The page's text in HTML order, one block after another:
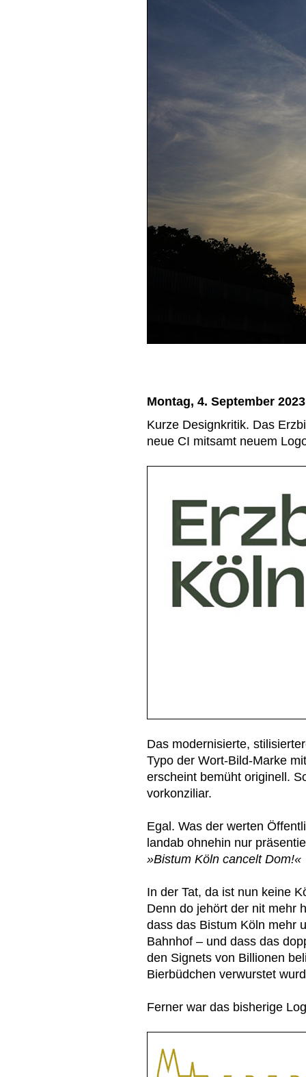
Montag, 4. September 2023
Kurze Designkritik. Das
neue CI mitsamt neuem
Das modernisierte,
Typo der Wort-Bild-Marke
erscheint bemüht originell.
vorkonziliar.
Egal. Was der werten
landab ohnehin nur
»Bistum Köln cancelt Dom!«
In der Tat, da ist nun keine
Denn do jehört der nit mehr
dass das Bistum Köln mehr
Bahnhof – und dass das
den Signets von Billionen
Bierbüdchen verwurstet
Ferner war das bisherige